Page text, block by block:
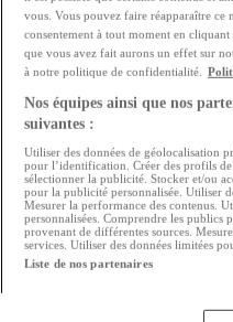
Lire l'analyse
DÉMÉNAGER
vous. Vous pouvez faire réapparaître
consentement à tout moment en
que vous avez fait aurons un effet sur
à notre politique de confidentialité.
Nos équipes ainsi que nos
suivantes :
Utiliser des données de géolocalisation
pour l’identification. Créer des profils
sélectionner la publicité. Stocker et/ou
pour la publicité personnalisée. Utiliser
Mesurer la performance des contenus.
personnalisées. Comprendre les publics
provenant de différentes sources.
services. Utiliser des données limitées
Liste de nos partenaires